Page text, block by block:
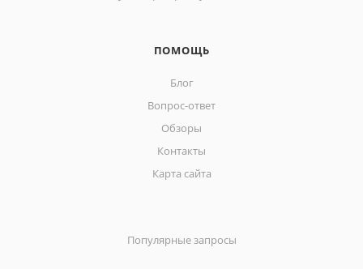
ПОМОЩЬ
Блог
Вопрос-ответ
Обзоры
Контакты
Карта сайта
Популярные запросы